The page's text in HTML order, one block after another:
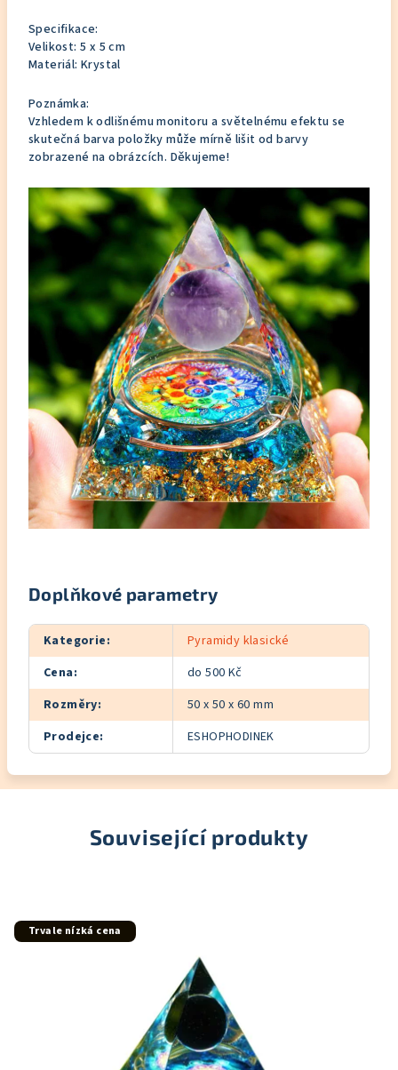
Specifikace:
Velikost: 5 x 5 cm
Materiál: Krystal
Poznámka:
Vzhledem k odlišnému monitoru a světelnému efektu se
skutečná barva položky může mírně lišit od barvy
zobrazené na obrázcích. Děkujeme!
Doplňkové parametry
Kategorie:
Pyramidy klasické
Cena:
do 500 Kč
Rozměry:
50 x 50 x 60 mm
Prodejce: ESHOPHODINEK
Související produkty
Trvale nízká cena